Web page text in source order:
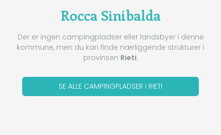
Rocca Sinibalda
Der er ingen campingpladser eller landsbyer i denne
kommune, men du kan finde nærliggende strukturer i
provinsen Rieti.
SE ALLE CAMPINGPLADSER I RIETI